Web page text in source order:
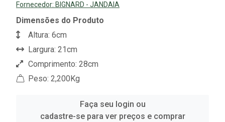
Fornecedor: BIGNARD - JANDAIA
Dimensões do Produto
Altura: 6cm
Largura: 21cm
Comprimento: 28cm
Peso: 2,200Kg
Faça seu login ou
cadastre-se para ver preços e comprar